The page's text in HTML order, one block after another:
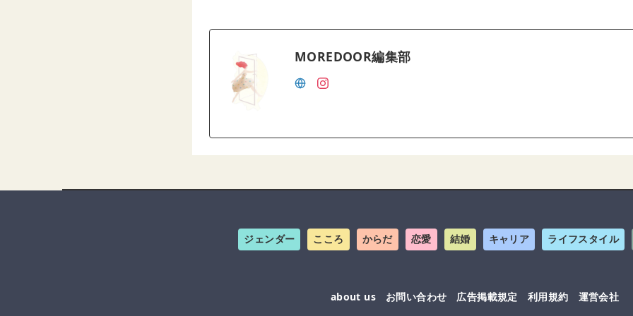
MOREDOOR編集部
ジェンダー こころ からだ 恋愛 結婚 キャリア ライフスタイル
about us お問い合わせ 広告掲載規定 利用規約 運営会社